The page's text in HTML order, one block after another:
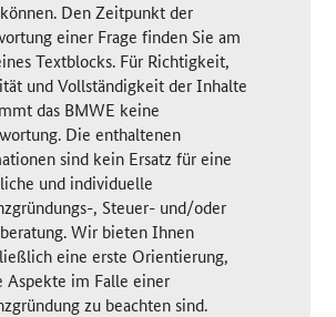
Den Zeitpunkt der
einer Frage finden Sie am
Textblocks. Für Richtigkeit,
und Vollständigkeit der Inhalte
das BMWE keine
Die enthaltenen
sind kein Ersatz für eine
und individuelle
, Steuer- und/oder
Wir bieten Ihnen
eine erste Orientierung,
Aspekte im Falle einer
zu beachten sind.